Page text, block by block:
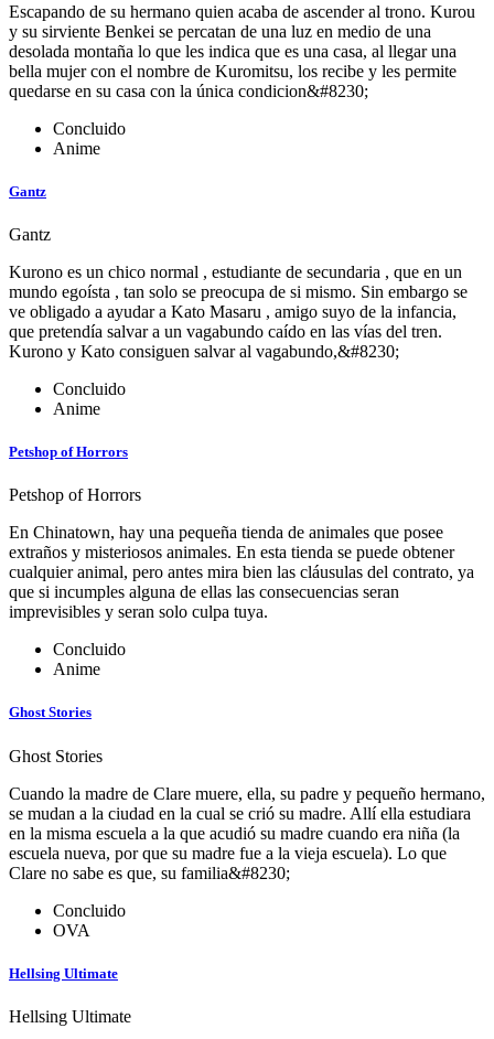
Escapando de su hermano quien acaba de ascender al trono. Kurou
y su sirviente Benkei se percatan de una luz en medio de una
desolada montaña lo que les indica que es una casa, al llegar una
bella mujer con el nombre de Kuromitsu, los recibe y les permite
quedarse en su casa con la única condicion&#8230;
Concluido
Anime
Gantz
Gantz
Kurono es un chico normal , estudiante de secundaria , que en un
mundo egoísta , tan solo se preocupa de si mismo. Sin embargo se
ve obligado a ayudar a Kato Masaru , amigo suyo de la infancia,
que pretendía salvar a un vagabundo caído en las vías del tren.
Kurono y Kato consiguen salvar al vagabundo,&#8230;
Concluido
Anime
Petshop of Horrors
Petshop of Horrors
En Chinatown, hay una pequeña tienda de animales que posee
extraños y misteriosos animales. En esta tienda se puede obtener
cualquier animal, pero antes mira bien las cláusulas del contrato, ya
que si incumples alguna de ellas las consecuencias seran
imprevisibles y seran solo culpa tuya.
Concluido
Anime
Ghost Stories
Ghost Stories
Cuando la madre de Clare muere, ella, su padre y pequeño hermano,
se mudan a la ciudad en la cual se crió su madre. Allí ella estudiara
en la misma escuela a la que acudió su madre cuando era niña (la
escuela nueva, por que su madre fue a la vieja escuela). Lo que
Clare no sabe es que, su familia&#8230;
Concluido
OVA
Hellsing Ultimate
Hellsing Ultimate